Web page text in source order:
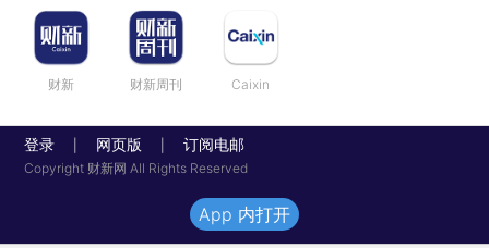
财新 财新周刊 Caixin
登录 网页版 订阅电邮
Copyright 财新网 All Rights Reserved
App 内打开